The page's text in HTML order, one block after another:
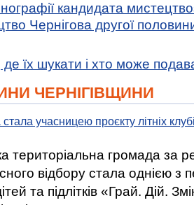
кандидата
Чернігова другої
їх шукати і хто може
ЧЕРНІГІВЩИНИ
стала учасницею проєкту літніх
територіальна громада за
відбору стала однією
та підлітків «Грай. Дій.